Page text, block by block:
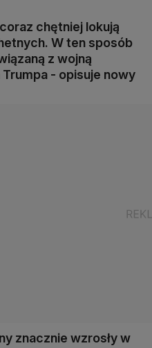
chętniej lokują
W ten sposób
z wojną
Trumpa - opisuje nowy
znacznie wzrosły w